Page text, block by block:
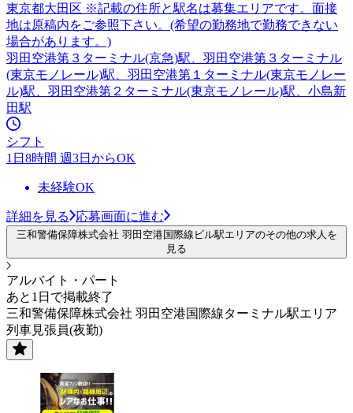
東京都大田区 ※記載の住所と駅名は募集エリアです。面接
地は原稿内をご参照下さい。(希望の勤務地で勤務できない
場合があります。)
羽田空港第３ターミナル(京急)駅、羽田空港第３ターミナル
(東京モノレール)駅、羽田空港第１ターミナル(東京モノレー
ル)駅、羽田空港第２ターミナル(東京モノレール)駅、小島新
田駅
シフト
1日8時間 週3日からOK
未経験OK
詳細を見る 応募画面に進む
三和警備保障株式会社 羽田空港国際線ビル駅エリアのその他の求人を
見る
アルバイト・パート
あと1日で掲載終了
三和警備保障株式会社 羽田空港国際線ターミナル駅エリア
列車見張員(夜勤)